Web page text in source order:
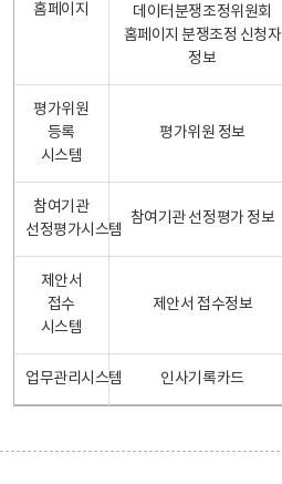
홈페이지
데이터분쟁조정위원회
홈페이지 분쟁조정 신청자
정보
평가위원
등록
시스템
평가위원 정보
참여기관
선정평가시스템
참여기관 선정평가 정보
제안서
접수
시스템
제안서 접수정보
업무관리시스템 인사기록카드